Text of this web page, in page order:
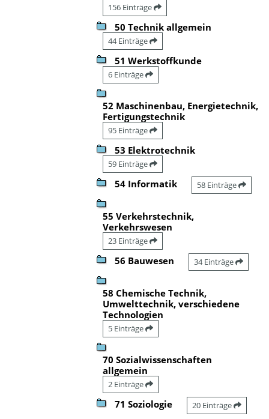
156 Einträge
50 Technik allgemein
44 Einträge
51 Werkstoffkunde
6 Einträge
52 Maschinenbau, Energietechnik,
Fertigungstechnik
95 Einträge
53 Elektrotechnik
59 Einträge
54 Informatik 58 Einträge
55 Verkehrstechnik,
Verkehrswesen
23 Einträge
56 Bauwesen 34 Einträge
58 Chemische Technik,
Umwelttechnik, verschiedene
Technologien
5 Einträge
70 Sozialwissenschaften
allgemein
2 Einträge
71 Soziologie 20 Einträge